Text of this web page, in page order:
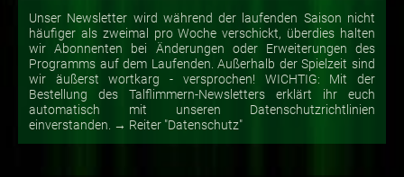
Unser Newsletter wird während der laufenden Saison nicht
häufiger als zweimal pro Woche verschickt, überdies halten
wir Abonnenten bei Änderungen oder Erweiterungen des
Programms auf dem Laufenden. Außerhalb der Spielzeit sind
wir äußerst wortkarg - versprochen! WICHTIG: Mit der
Bestellung des Talflimmern-Newsletters erklärt ihr euch
automatisch mit unseren Datenschutzrichtlinien
einverstanden. → Reiter "Datenschutz"